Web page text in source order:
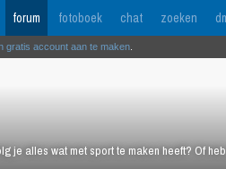
forum fotoboek chat zoeken
je alles wat met sport te maken heeft? Of
gratis account aan te maken